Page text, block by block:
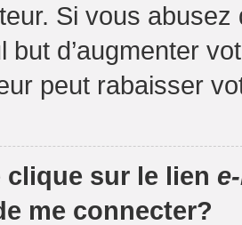
Si vous
but d’augmenter
peut rabaisser
clique sur le lien
me connecter?